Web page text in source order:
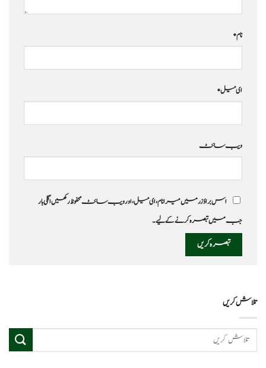
نام*
ای میل*
ویب‌ سائٹ
اس براؤزر میں میرا نام، ای میل، اور ویب سائٹ محفوظ رکھیں اگلی بار
جب میں تبصرہ کرنے کےلیے۔
تلاش کریں